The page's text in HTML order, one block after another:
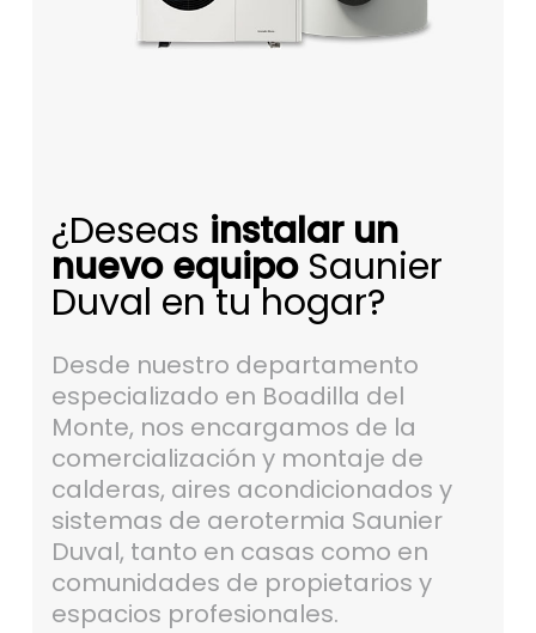
¿Deseas instalar un
nuevo equipoSaunier
Duval en tu hogar?
Desde nuestro departamento
especializado en Boadilla del
Monte, nos encargamos de la
comercialización y montaje de
calderas, aires acondicionados y
sistemas de aerotermia Saunier
Duval, tanto en casas como en
comunidades de propietarios y
espacios profesionales.